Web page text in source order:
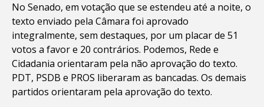
No Senado, em votação que se estendeu até a noite, o
texto enviado pela Câmara foi aprovado
integralmente, sem destaques, por um placar de 51
votos a favor e 20 contrários. Podemos, Rede e
Cidadania orientaram pela não aprovação do texto.
PDT, PSDB e PROS liberaram as bancadas. Os demais
partidos orientaram pela aprovação do texto.